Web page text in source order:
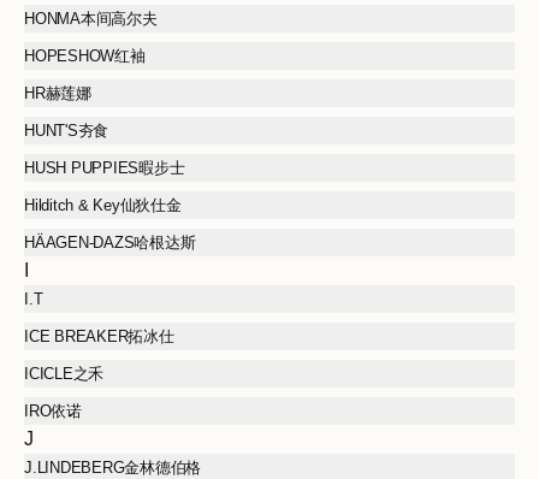
HONMA本间高尔夫
HOPESHOW红袖
HR赫莲娜
HUNT'S夯食
HUSH PUPPIES暇步士
Hilditch & Key仙狄仕金
HÄAGEN-DAZS哈根达斯
I.T
ICE BREAKER拓冰仕
ICICLE之禾
IRO依诺
J
J.LINDEBERG金林德伯格